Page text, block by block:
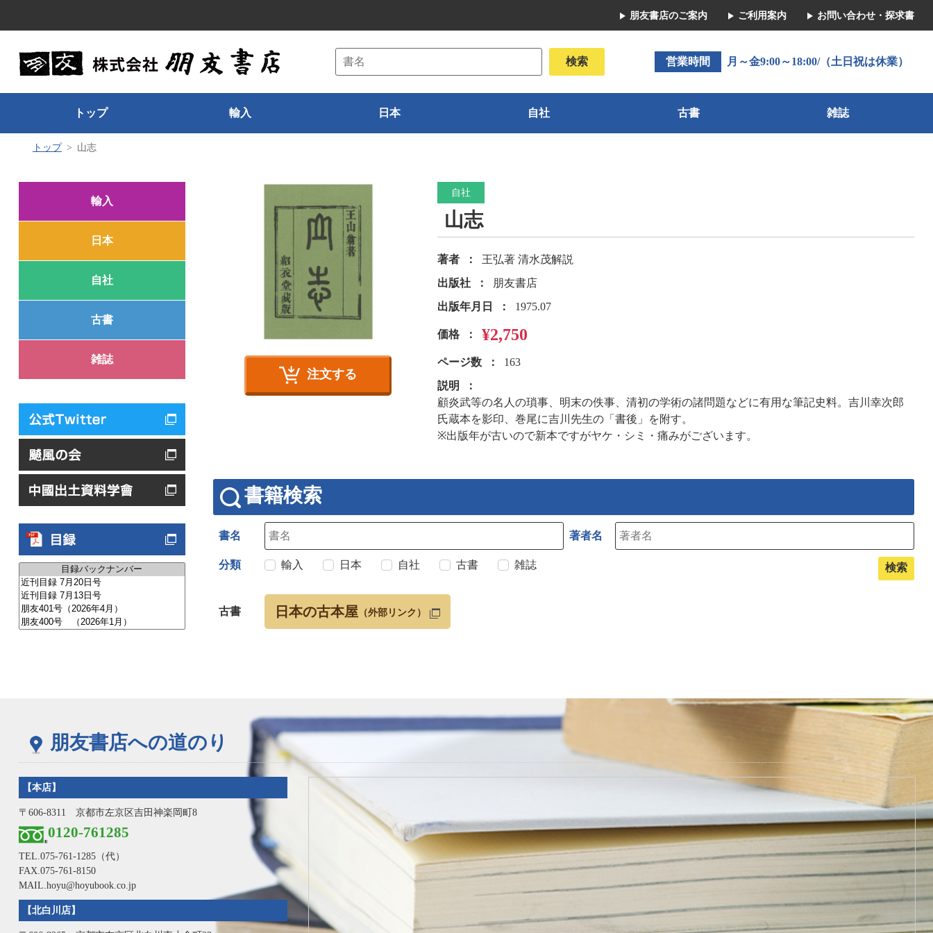
朋友書店のご案内 ご利用案内 お問い合わせ・探求書
営業時間 月～金9:00～18:00/（土日祝は休業）
トップ 輸入 日本 自社 古書 雑誌
トップ 山志
輸入
日本
自社
古書
雑誌
注文する
自社
山志
著者
王弘著 清水茂解説
出版社
朋友書店
出版年月日
1975.07
価格 ¥2,750
ページ数
163
説明
顧炎武等の名人の瑣事、明末の佚事、清初の学術の諸問題などに有用な筆記史料。吉川幸次郎
氏蔵本を影印、巻尾に吉川先生の「書後」を附す。
※出版年が古いので新本ですがヤケ・シミ・痛みがございます。
書籍検索
書名 著者名
分類 輸入 日本 自社 古書 雑誌
古書 日本の古本屋 （外部リンク）
朋友書店への道のり
【本店】
〒606-8311 京都市左京区吉田神楽岡町8
0120-761285
TEL. 075-761-1285（代）
FAX.075-761-8150
MAIL.hoyu@hoyubook.co.jp
【北白川店】